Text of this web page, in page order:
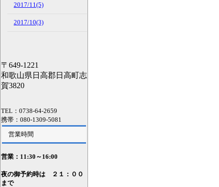
2017/11(5)
2017/10(3)
〒649-1221
和歌山県日高郡日高町志
賀3820
TEL：0738-64-2659
携帯：080-1309-5081
営業時間
営業：11:30～16:00
夜の御予約時は ２１：００
まで